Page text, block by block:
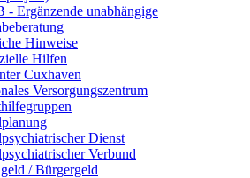
- Ergänzende unabhängige
Hinweise
Hilfen
Cuxhaven
Versorgungszentrum
Dienst
Verbund
/ Bürgergeld